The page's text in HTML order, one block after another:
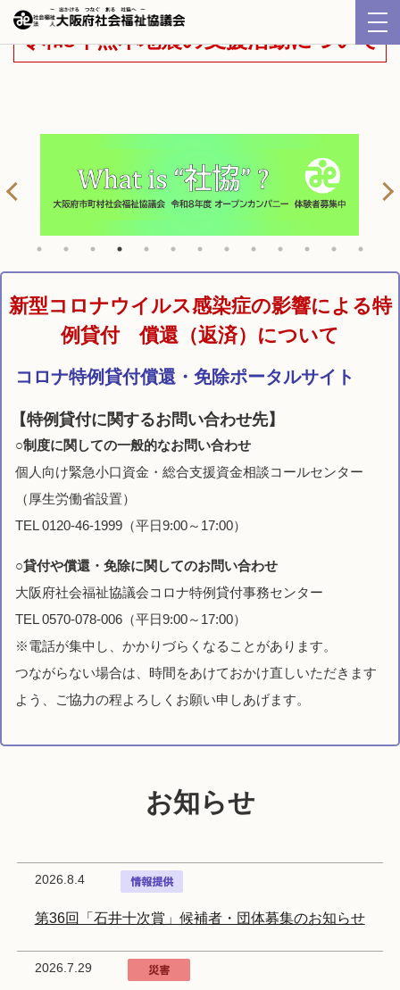
令和8年熊本地震の支援活動について
新型コロナウイルス感染症の影響による特
例貸付 償還（返済）について
コロナ特例貸付償還・免除ポータルサイト
【特例貸付に関するお問い合わせ先】
○制度に関しての一般的なお問い合わせ
個人向け緊急小口資金・総合支援資金相談コールセンター
（厚生労働省設置）
TEL 0120-46-1999（平日9:00～17:00）
○貸付や償還・免除に関してのお問い合わせ
大阪府社会福祉協議会コロナ特例貸付事務センター
TEL 0570-078-006（平日9:00～17:00）
※電話が集中し、かかりづらくなることがあります。
つながらない場合は、時間をあけておかけ直しいただきます
よう、ご協力の程よろしくお願い申しあげます。
お知らせ
2026.8.4
第36回「石井十次賞」候補者・団体募集のお知らせ
2026.7.29